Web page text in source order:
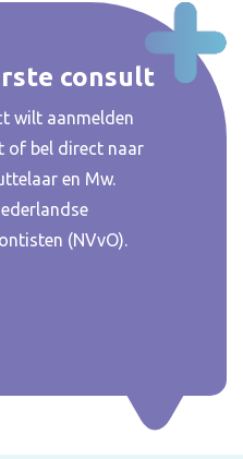
consult
wilt aanmelden
of bel direct naar
en Mw.
(NVvO).